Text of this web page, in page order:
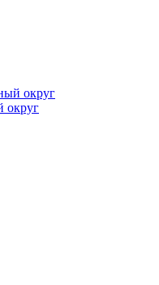
округ
округ